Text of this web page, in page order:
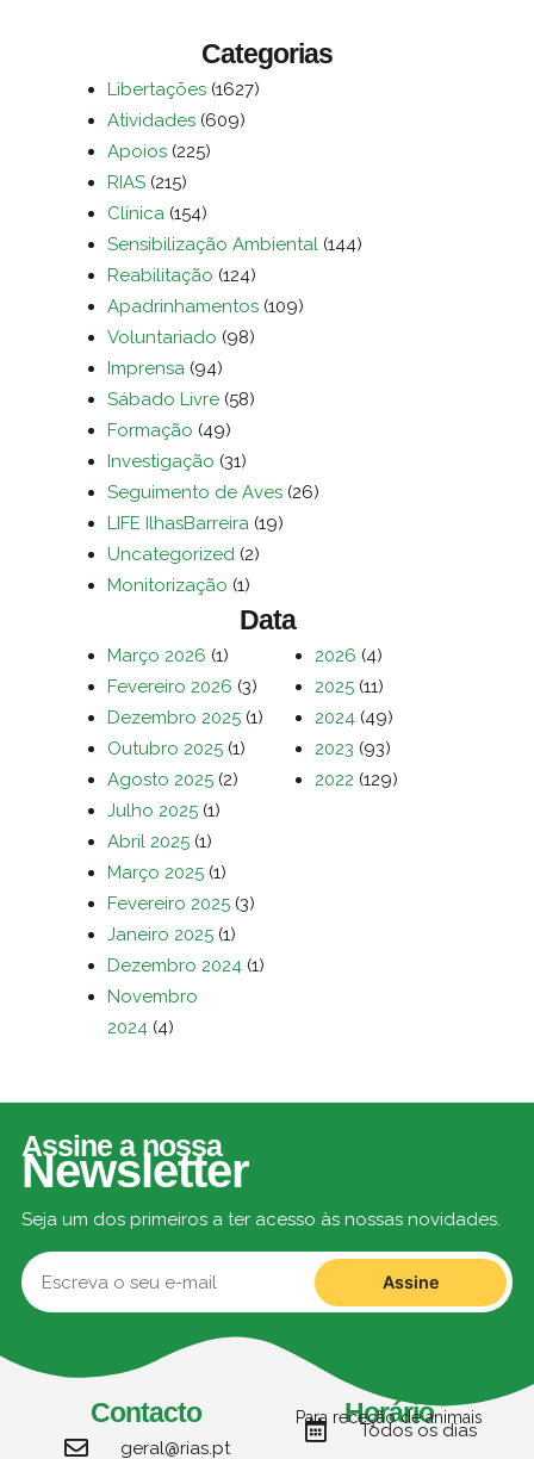
Categorias
Libertações (1627)
Atividades (609)
Apoios (225)
RIAS (215)
Clínica (154)
Sensibilização Ambiental (144)
Reabilitação (124)
Apadrinhamentos (109)
Voluntariado (98)
Imprensa (94)
Sábado Livre (58)
Formação (49)
Investigação (31)
Seguimento de Aves (26)
LIFE IlhasBarreira (19)
Uncategorized (2)
Monitorização (1)
Data
Março 2026 (1)
Fevereiro 2026 (3)
Dezembro 2025 (1)
Outubro 2025 (1)
Agosto 2025 (2)
Julho 2025 (1)
Abril 2025 (1)
Março 2025 (1)
Fevereiro 2025 (3)
Janeiro 2025 (1)
Dezembro 2024 (1)
Novembro
2024 (4)
2026 (4)
2025 (11)
2024 (49)
2023 (93)
2022 (129)
Assine a nossa
Newsletter
Seja um dos primeiros a ter acesso às nossas novidades.
Assine
Contacto
geral@rias.pt
Horário
Para receção de animais
Todos os dias